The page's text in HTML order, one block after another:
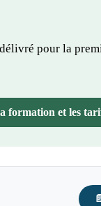
pour la
formation et les